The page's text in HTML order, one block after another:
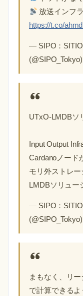
放送インフ
https://t.co/
— SIPO：
(@SIPO_Tokyo)
UTxO-LMDBソ
Input Output
Cardanoノード
モリ外ストレ
LMDBソリュ
— SIPO：
(@SIPO_Tokyo)
まもなく、リ
で計算できるよ